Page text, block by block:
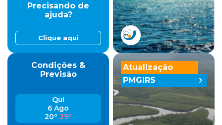
Precisando de
ajuda?
Clique aqui
Condições &
Previsão
Qui
6 Ago
20º 29º
Atualização
PMGIRS